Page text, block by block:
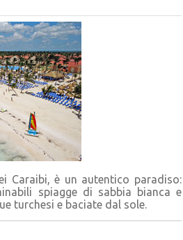
Caraibi, è un autentico paradiso:
spiagge di sabbia bianca e
turchesi e baciate dal sole.